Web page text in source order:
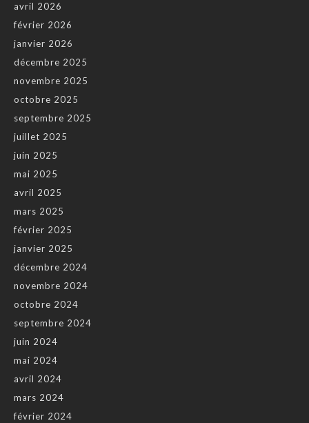
avril 2026
février 2026
janvier 2026
décembre 2025
novembre 2025
octobre 2025
septembre 2025
juillet 2025
juin 2025
mai 2025
avril 2025
mars 2025
février 2025
janvier 2025
décembre 2024
novembre 2024
octobre 2024
septembre 2024
juin 2024
mai 2024
avril 2024
mars 2024
février 2024